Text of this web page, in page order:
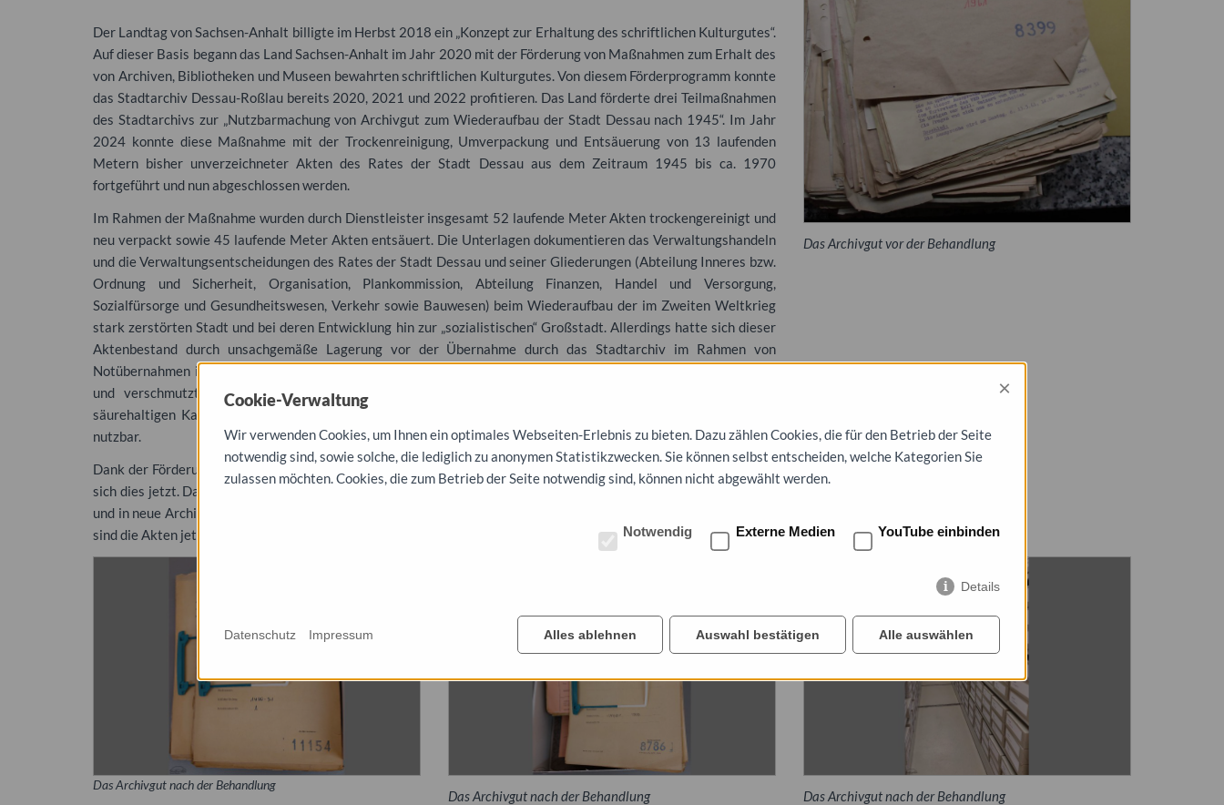
Der Landtag von Sachsen-Anhalt billigte im Herbst 2018 ein „Konzept zur Erhaltung des schriftlichen Kulturgutes“.
Auf dieser Basis begann das Land Sachsen-Anhalt im Jahr 2020 mit der Förderung von Maßnahmen zum Erhalt des
von Archiven, Bibliotheken und Museen bewahrten schriftlichen Kulturgutes. Von diesem Förderprogramm konnte
das Stadtarchiv Dessau-Roßlau bereits 2020, 2021 und 2022 profitieren. Das Land förderte drei Teilmaßnahmen
des Stadtarchivs zur „Nutzbarmachung von Archivgut zum Wiederaufbau der Stadt Dessau nach 1945“. Im Jahr
2024 konnte diese Maßnahme mit der Trockenreinigung, Umverpackung und Entsäuerung von 13 laufenden
Metern bisher unverzeichneter Akten des Rates der Stadt Dessau aus dem Zeitraum 1945 bis ca. 1970
fortgeführt und nun abgeschlossen werden.
Im Rahmen der Maßnahme wurden durch Dienstleister insgesamt 52 laufende Meter Akten trockengereinigt und
neu verpackt sowie 45 laufende Meter Akten entsäuert. Die Unterlagen dokumentieren das Verwaltungshandeln
und die Verwaltungsentscheidungen des Rates der Stadt Dessau und seiner Gliederungen (Abteilung Inneres bzw.
Ordnung und Sicherheit, Organisation, Plankommission, Abteilung Finanzen, Handel und Versorgung,
Sozialfürsorge und Gesundheitswesen, Verkehr sowie Bauwesen) beim Wiederaufbau der im Zweiten Weltkrieg
stark zerstörten Stadt und bei deren Entwicklung hin zur „sozialistischen“ Großstadt. Allerdings hatte sich dieser
Aktenbestand durch unsachgemäße Lagerung vor der Übernahme durch das Stadtarchiv im Rahmen von
Notübernahmen in einem schlechten Ordnungs- und Erhaltungszustand befunden. Die Unterlagen waren staubig
und verschmutzt, enthielten zum Teil noch rostende Metallteile, befanden sich teilweise in alten, stark
säurehaltigen Kartons und teilweise noch in Aktenordnern. In diesem Zustand war dieser Aktenbestand nicht
nutzbar.
Dank der Förderung durch das Land Sachsen-Anhalt im Programm zum Erhalt des schriftlichen Kulturguts ändert
sich dies jetzt. Das betroffene Archivgut ist sich nach Abschluss des Projekts gereinigt, entmetallisiert, entsäuert
und in neue Archivkartons verpackt. Da auch die Verzeichnung des Bestandes jetzt abgeschlossen werden konnte,
sind die Akten jetzt vollständig nutzbar.
Das Archivgut vor der Behandlung
Das Archivgut nach der Behandlung
Das Archivgut nach der Behandlung Das Archivgut nach der Behandlung
Cookie-Verwaltung ×
Wir verwenden Cookies, um Ihnen ein optimales Webseiten-Erlebnis zu bieten. Dazu zählen Cookies, die für den Betrieb der Seite
notwendig sind, sowie solche, die lediglich zu anonymen Statistikzwecken. Sie können selbst entscheiden, welche Kategorien Sie
zulassen möchten. Cookies, die zum Betrieb der Seite notwendig sind, können nicht abgewählt werden.
Notwendig Externe Medien YouTube einbinden
Details
Alles ablehnen Auswahl bestätigen Alle auswählen
Datenschutz Impressum